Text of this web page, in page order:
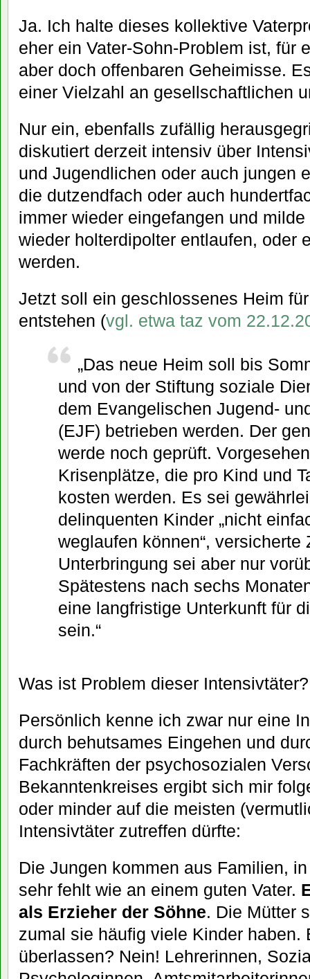
Ja. Ich halte dieses kollektive
eher ein Vater-Sohn-Problem ist, für
aber doch offenbaren Geheimisse.
einer Vielzahl an gesellschaftlichen
Nur ein, ebenfalls zufällig
diskutiert derzeit intensiv über
und Jugendlichen oder auch jungen
die dutzendfach oder auch
immer wieder eingefangen und
wieder holterdipolter entlaufen, oder
werden.
Jetzt soll ein geschlossenes Heim
entstehen (vgl. etwa taz vom
„Das neue Heim soll bis
und von der Stiftung soziale
dem Evangelischen Jugend-
(EJF) betrieben werden. Der
werde noch geprüft.
Krisenplätze, die pro Kind und
kosten werden. Es sei
delinquenten Kinder „nicht
weglaufen können“, versicherte
Unterbringung sei aber nur
Spätestens nach sechs
eine langfristige Unterkunft für
sein.“
Was ist Problem dieser Intensivtäter?
Persönlich kenne ich zwar nur eine
durch behutsames Eingehen und
Fachkräften der psychosozialen
Bekanntenkreises ergibt sich mir
oder minder auf die meisten
Intensivtäter zutreffen dürfte:
Die Jungen kommen aus Familien,
sehr fehlt wie an einem guten Vater.
als Erzieher der Söhne. Die Mütter
zumal sie häufig viele Kinder haben.
überlassen? Nein! Lehrerinnen,